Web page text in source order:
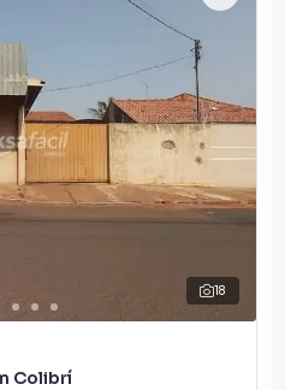
de contatos interessados e
maior chance de vender ou
Contamos também com um
treinados e uma
para atender
18
Colibrí